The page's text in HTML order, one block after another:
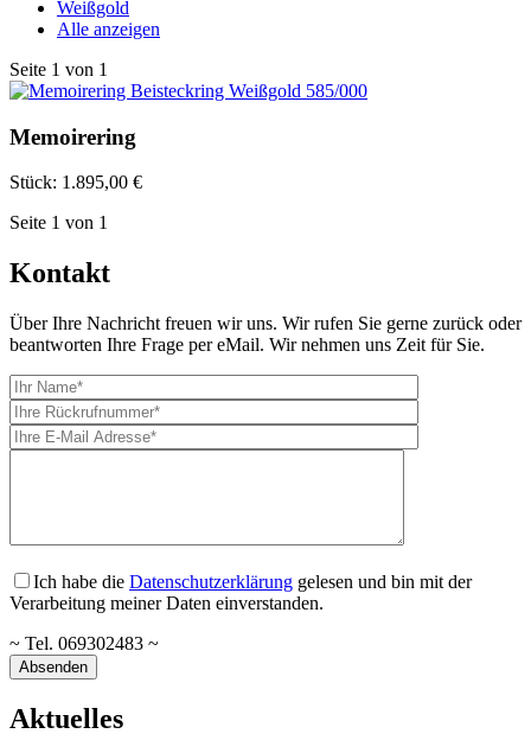
Weißgold
Alle anzeigen
Seite 1 von 1
Memoirering
Stück: 1.895,00 €
Seite 1 von 1
Kontakt
Über Ihre Nachricht freuen wir uns. Wir rufen Sie gerne zurück oder
beantworten Ihre Frage per eMail. Wir nehmen uns Zeit für Sie.
Ich habe die Datenschutzerklärung gelesen und bin mit der
Verarbeitung meiner Daten einverstanden.
~ Tel. 069302483 ~
Aktuelles